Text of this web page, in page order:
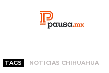
TAGS NOTICIAS CHIHUAHUA